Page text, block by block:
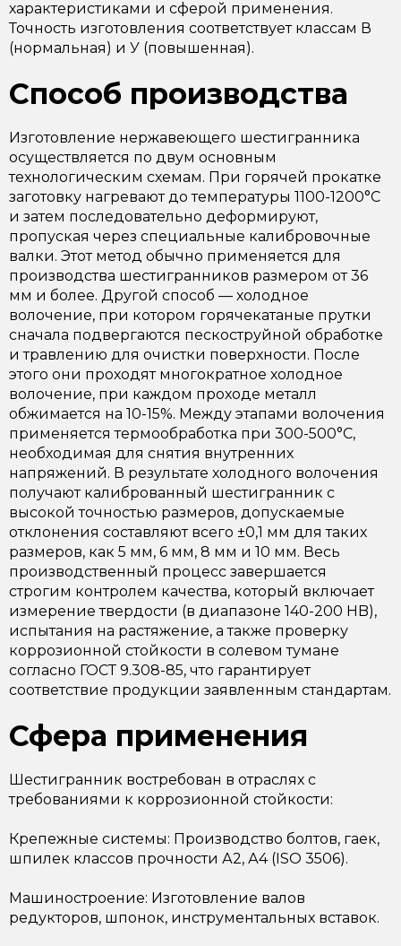
характеристиками и сферой применения.
Точность изготовления соответствует классам В
(нормальная) и У (повышенная).
Способ производства
Изготовление нержавеющего шестигранника
осуществляется по двум основным
технологическим схемам. При горячей прокатке
заготовку нагревают до температуры 1100-1200°C
и затем последовательно деформируют,
пропуская через специальные калибровочные
валки. Этот метод обычно применяется для
производства шестигранников размером от 36
мм и более. Другой способ — холодное
волочение, при котором горячекатаные прутки
сначала подвергаются пескоструйной обработке
и травлению для очистки поверхности. После
этого они проходят многократное холодное
волочение, при каждом проходе металл
обжимается на 10-15%. Между этапами волочения
применяется термообработка при 300-500°C,
необходимая для снятия внутренних
напряжений. В результате холодного волочения
получают калиброванный шестигранник с
высокой точностью размеров, допускаемые
отклонения составляют всего ±0,1 мм для таких
размеров, как 5 мм, 6 мм, 8 мм и 10 мм. Весь
производственный процесс завершается
строгим контролем качества, который включает
измерение твердости (в диапазоне 140-200 HB),
испытания на растяжение, а также проверку
коррозионной стойкости в солевом тумане
согласно ГОСТ 9.308-85, что гарантирует
соответствие продукции заявленным стандартам.
Сфера применения
Шестигранник востребован в отраслях с
требованиями к коррозионной стойкости:
Крепежные системы: Производство болтов, гаек,
шпилек классов прочности А2, А4 (ISO 3506).
Машиностроение: Изготовление валов
редукторов, шпонок, инструментальных вставок.